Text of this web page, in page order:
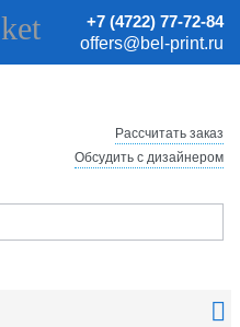
быть неактуальными.
у менеджеров.
+7 (4722) 77-72-84
offers@bel-print.ru
Рассчитать заказ
Обсудить с дизайнером
